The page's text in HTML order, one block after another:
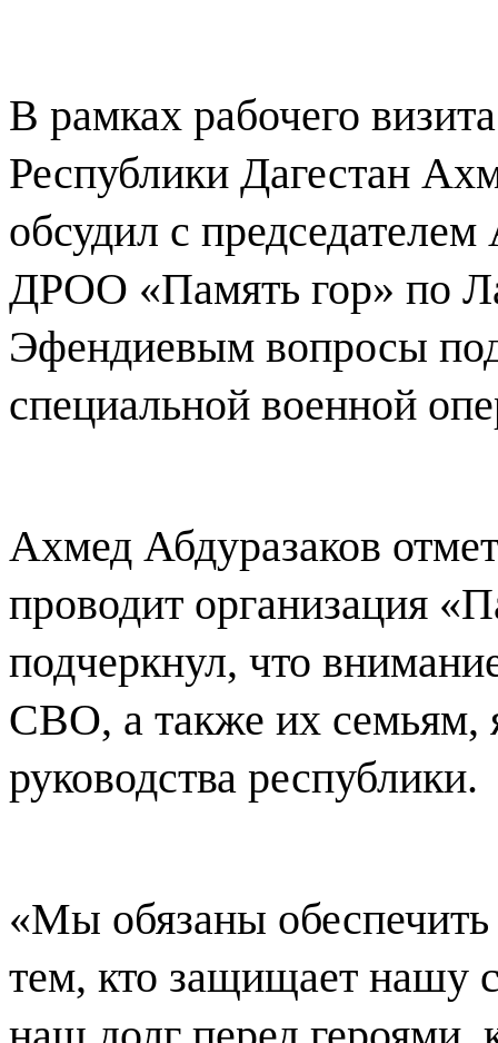
В рамках рабочего
Республики Дагестан
обсудил с
ДРОО «Память гор» по
Эфендиевым вопросы
специальной военной
Ахмед Абдуразаков
проводит организация
подчеркнул, что
СВО, а также их семьям,
руководства республики.
«Мы обязаны
тем, кто защищает нашу